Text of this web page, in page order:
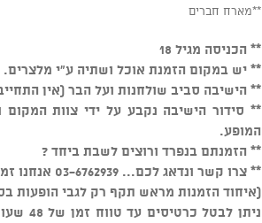
**מארח חברים
** הכניסה מגיל 18
** יש במקום הזמנת אוכל ושתיה ע"י מלצרים.
** הישיבה סביב שולחנות ועל הבר (אין
המופע.
** הזמנתם בנפרד ורוצים לשבת ביחד ?
** צרו קשר ונדאג לכם... 03-6762939 אנחנו זמינים כל יום מהשעה 15:00
(איחוד הזמנות מראש תקף רק לגבי הופעות